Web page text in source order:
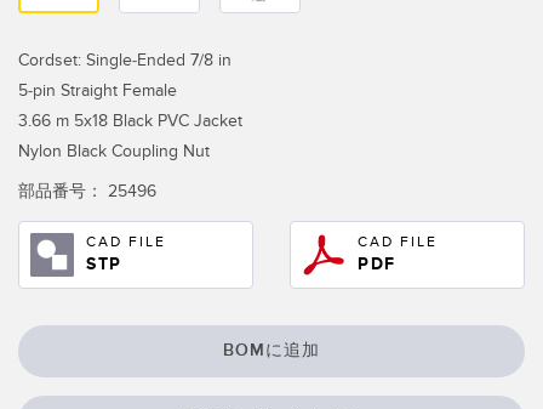
Condition Monitoring Sensors
Wireless Condition Monitoring Sensors
Vibration Sensors
ACCESSORIES
付属品
RELATED LINKS
ウォッシュダウン
IO-Link
Cordset: Single-Ended 7/8 in
5-pin Straight Female
3.66 m 5x18 Black PVC Jacket
Nylon Black Coupling Nut
部品番号： 25496
CAD FILE
STP
CAD FILE
PDF
BOMに追加